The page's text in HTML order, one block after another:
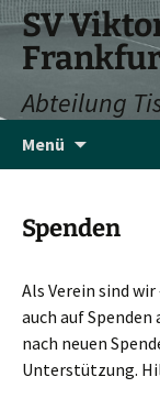
SV
Abteilung
Menü
Spenden
Als Verein sind
auch auf Spenden
nach neuen
Unterstützung.